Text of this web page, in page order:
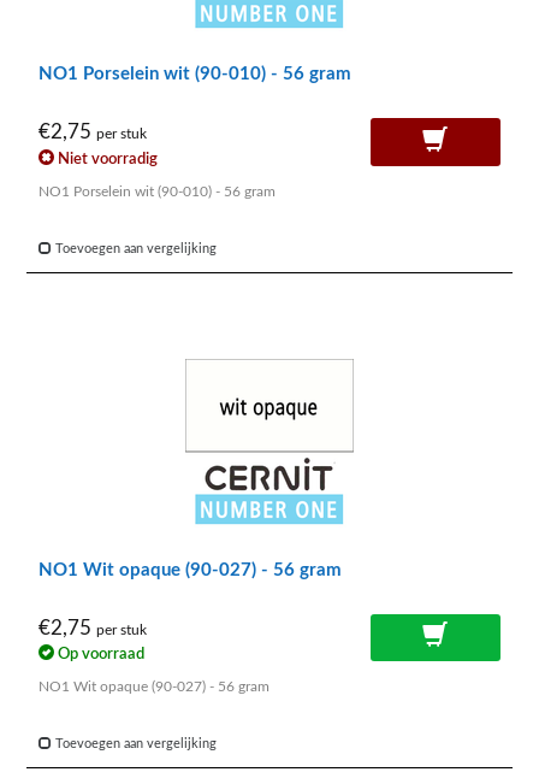
NO1 Porselein wit (90-010) - 56 gram
€2,75 per stuk
Niet voorradig
NO1 Porselein wit (90-010) - 56 gram
Toevoegen aan vergelijking
NO1 Wit opaque (90-027) - 56 gram
€2,75 per stuk
Op voorraad
NO1 Wit opaque (90-027) - 56 gram
Toevoegen aan vergelijking